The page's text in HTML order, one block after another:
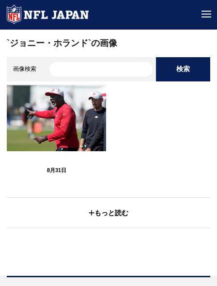
`ジョニー・ホランド`の画像
画像検索 検索
8月31日
もっと読む